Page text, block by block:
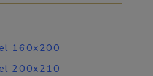
160x200
200x210